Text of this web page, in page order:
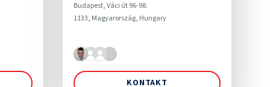
Budapest, Váci út 96-98.
1133, Magyarország, Hungary
KONTAKT